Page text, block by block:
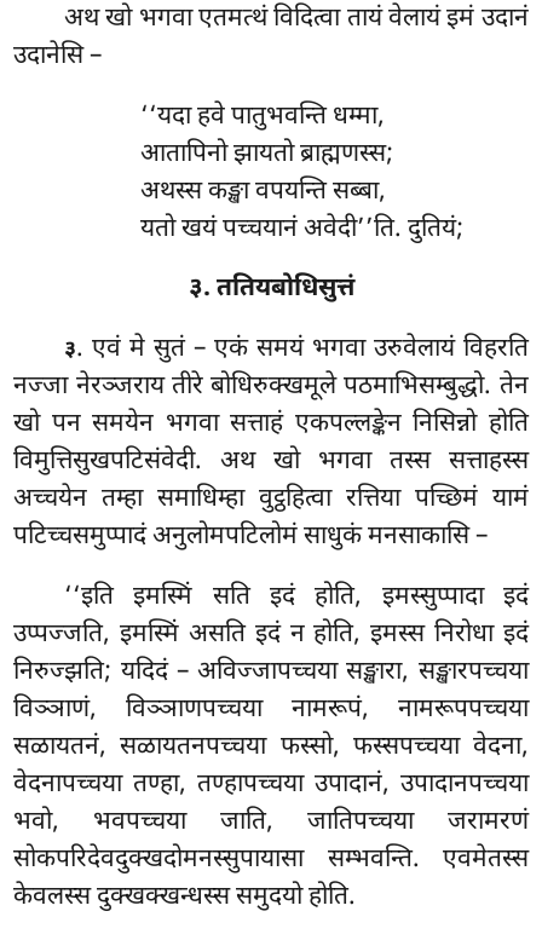
अथ खो भगवा एतमत्थं विदित्वा तायं वेलायं इमं उदानं
उदानेसि –
‘‘यदा हवे पातुभवन्ति धम्मा,
आतापिनोझायतो ब्राह्मणस्स;
अथस्स कङ्खा वपयन्ति सब्बा,
यतो खयं पच्चयानं अवेदी’’ति. दुतियं;
३. ततियबोधिसुत्तं
३. एवं मे सुतं – एकं समयं भगवा उरुवेलायं विहरति
नज्जा नेरञ्जराय तीरे बोधिरुक्खमूले पठमाभिसम्बुद्धो. तेन
खो पन समयेन भगवा सत्ताहं एकपल्लङ्केन निसिन्नो होति
विमुत्तिसुखपटिसंवेदी. अथ खो भगवा तस्स सत्ताहस्स
अच्चयेन तम्हा समाधिम्हा वुट्ठहित्वा रत्तिया पच्छिमं यामं
पटिच्चसमुप्पादं अनुलोमपटिलोमं साधुकं मनसाकासि –
‘‘इति इमस्मिं सति इदं होति, इमस्सुप्पादा इदं
उप्पज्जति, इमस्मिं असति इदं न होति, इमस्स निरोधा इदं
निरुज्झति; यदिदं – अविज्जापच्चया सङ्खारा, सङ्खारपच्चया
विञ्ञाणं, विञ्ञाणपच्चया नामरूपं, नामरूपपच्चया
सळायतनं, सळायतनपच्चया फस्सो, फस्सपच्चया वेदना,
वेदनापच्चया तण्हा, तण्हापच्चया उपादानं, उपादानपच्चया
भवो, भवपच्चया जाति, जातिपच्चया जरामरणं
सोकपरिदेवदुक्खदोमनस्सुपायासा सम्भवन्ति. एवमेतस्स
केवलस्स दुक्खक्खन्धस्स समुदयो होति.